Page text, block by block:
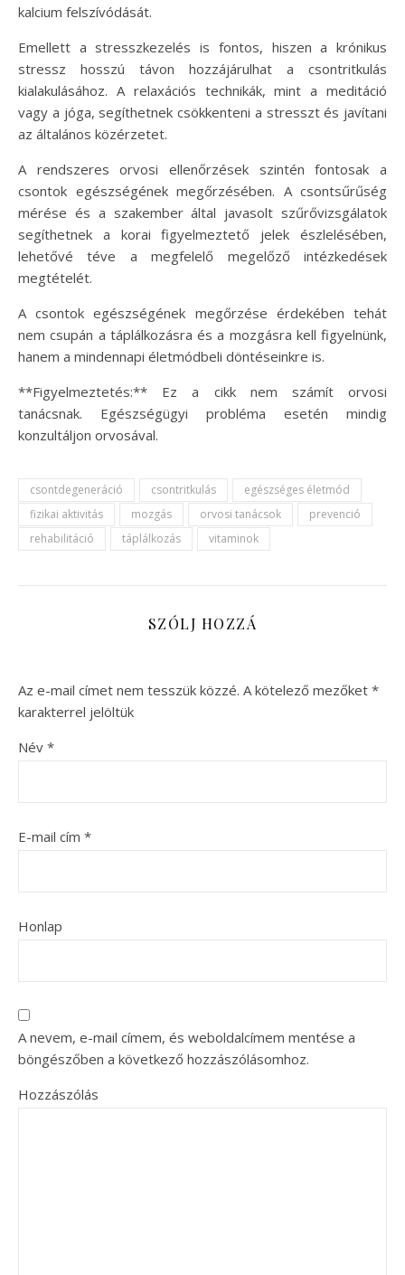
kalcium felszívódását.
Emellett a stresszkezelés is fontos, hiszen a krónikus
stressz hosszú távon hozzájárulhat a csontritkulás
kialakulásához. A relaxációs technikák, mint a meditáció
vagy a jóga, segíthetnek csökkenteni a stresszt és javítani
az általános közérzetet.
A rendszeres orvosi ellenőrzések szintén fontosak a
csontok egészségének megőrzésében. A csontsűrűség
mérése és a szakember által javasolt szűrővizsgálatok
segíthetnek a korai figyelmeztető jelek észlelésében,
lehetővé téve a megfelelő megelőző intézkedések
megtételét.
A csontok egészségének megőrzése érdekében tehát
nem csupán a táplálkozásra és a mozgásra kell figyelnünk,
hanem a mindennapi életmódbeli döntéseinkre is.
**Figyelmeztetés:** Ez a cikk nem számít orvosi
tanácsnak. Egészségügyi probléma esetén mindig
konzultáljon orvosával.
csontdegeneráció csontritkulás
egészséges életmód
fizikai aktivitás
mozgás orvosi tanácsok
prevenció
rehabilitáció
táplálkozás vitaminok
SZÓLJ HOZZÁ
Az e-mail címet nem tesszük közzé. A kötelező mezőket *
karakterrel jelöltük
Név *
E-mail cím *
Honlap
A nevem, e-mail címem, és weboldalcímem mentése a
böngészőben a következő hozzászólásomhoz.
Hozzászólás